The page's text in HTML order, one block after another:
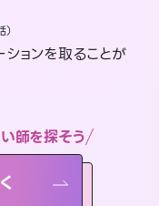
ョンを取ることが
師を探そう